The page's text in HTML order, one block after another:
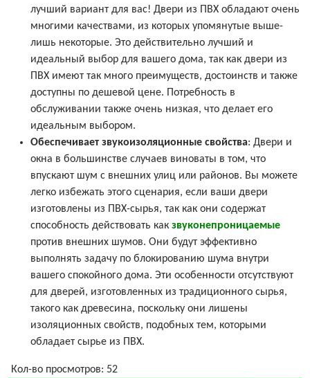
лучший вариант для вас! Двери из ПВХ обладают очень
многими качествами, из которых упомянутые выше-
лишь некоторые. Это действительно лучший и
идеальный выбор для вашего дома, так как двери из
ПВХ имеют так много преимуществ, достоинств и также
доступны по дешевой цене. Потребность в
обслуживании также очень низкая, что делает его
идеальным выбором.
Обеспечивает звукоизоляционные свойства: Двери и
окна в большинстве случаев виноваты в том, что
впускают шум с внешних улиц или районов. Вы можете
легко избежать этого сценария, если ваши двери
изготовлены из ПВХ-сырья, так как они содержат
способность действовать как звуконепроницаемые
против внешних шумов. Они будут эффективно
выполнять задачу по блокированию шума внутри
вашего спокойного дома. Эти особенности отсутствуют
для дверей, изготовленных из традиционного сырья,
такого как древесина, поскольку они лишены
изоляционных свойств, подобных тем, которыми
обладает сырье из ПВХ.
Кол-во просмотров: 52